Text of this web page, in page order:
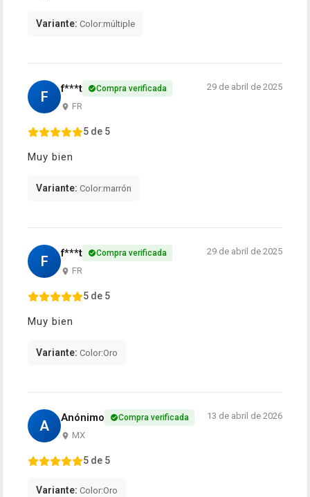
Variante: Color:múltiple
F f***t Compra verificada
FR
29 de abril de 2025
5 de 5
Muy bien
Variante: Color:marrón
F f***t Compra verificada
FR
29 de abril de 2025
5 de 5
Muy bien
Variante: Color:Oro
A Anónimo Compra verificada
MX
13 de abril de 2026
5 de 5
Variante: Color:Oro